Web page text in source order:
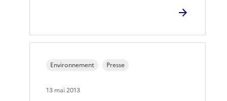
Environnement Presse
13 mai 2013